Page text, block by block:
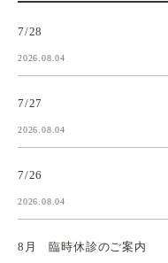
7/28
2026.08.04
7/27
2026.08.04
7/26
2026.08.04
8月 臨時休診のご案内